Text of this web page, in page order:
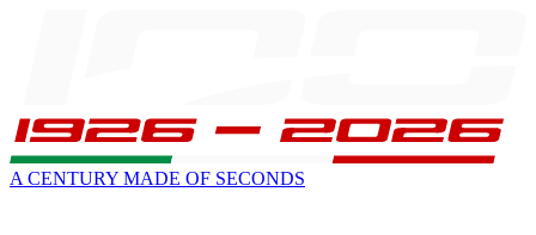
A CENTURY MADE OF SECONDS